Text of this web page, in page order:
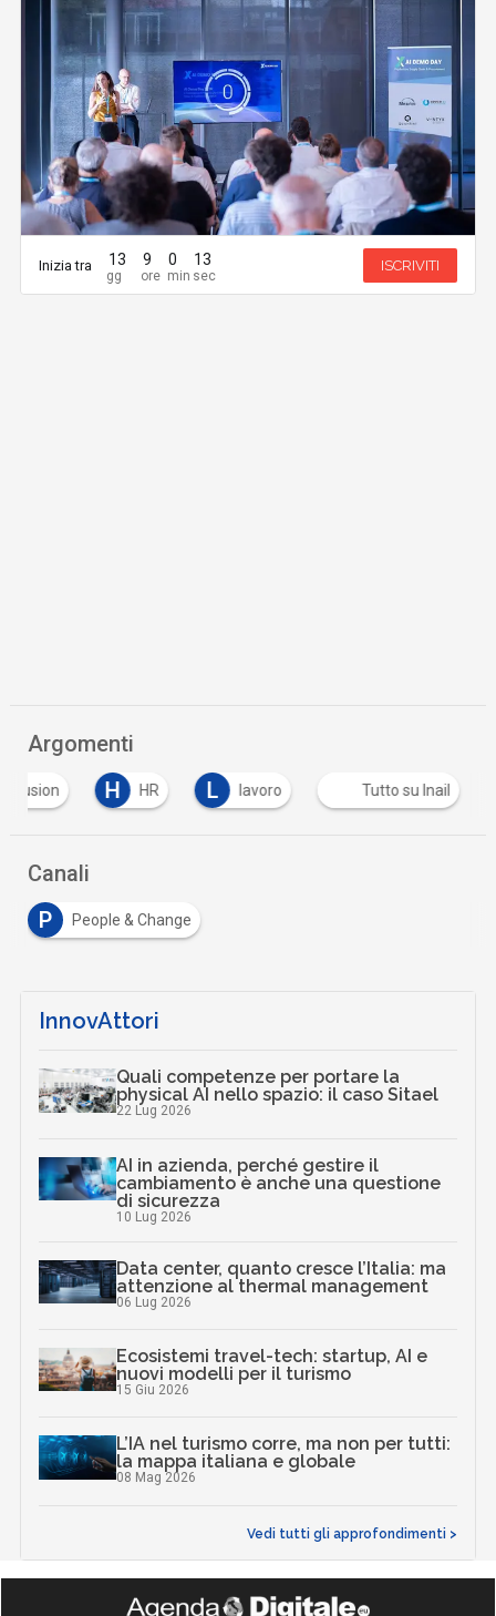
Inizia tra 13 9 0 13 ISCRIVITI
Argomenti
H HR L lavoro Tutto su Inail
Canali
P
People & Change
InnovAttori
Quali competenze per portare la
physical AI nello spazio: il caso Sitael
22 Lug 2026
AI in azienda, perché gestire il
cambiamento è anche una questione
di sicurezza
10 Lug 2026
Data center, quanto cresce l’Italia: ma
attenzione al thermal management
06 Lug 2026
Ecosistemi travel-tech: startup, AI e
nuovi modelli per il turismo
15 Giu 2026
L’IA nel turismo corre, ma non per tutti:
la mappa italiana e globale
08 Mag 2026
Vedi tutti gli approfondimenti >